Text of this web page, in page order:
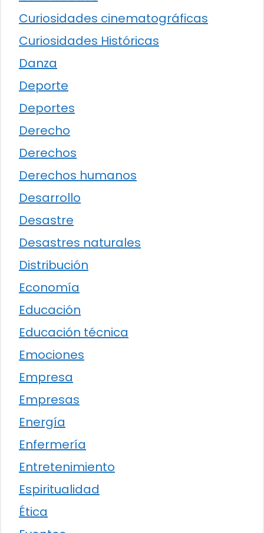
Curiosidades cinematográficas
Curiosidades Históricas
Danza
Deporte
Deportes
Derecho
Derechos
Derechos humanos
Desarrollo
Desastre
Desastres naturales
Distribución
Economía
Educación
Educación técnica
Emociones
Empresa
Empresas
Energía
Enfermería
Entretenimiento
Espiritualidad
Ética